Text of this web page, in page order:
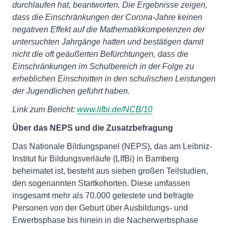
durchlaufen hat, beantworten. Die Ergebnisse zeigen,
dass die Einschränkungen der Corona-Jahre keinen
negativen Effekt auf die Mathematikkompetenzen der
untersuchten Jahrgänge hatten und bestätigen damit
nicht die oft geäußerten Befürchtungen, dass die
Einschränkungen im Schulbereich in der Folge zu
erheblichen Einschnitten in den schulischen Leistungen
der Jugendlichen geführt haben.
Link zum Bericht: www.lifbi.de/NCB/10
Über das NEPS und die Zusatzbefragung
Das Nationale Bildungspanel (NEPS), das am Leibniz-
Institut für Bildungsverläufe (LIfBi) in Bamberg
beheimatet ist, besteht aus sieben großen Teilstudien,
den sogenannten Startkohorten. Diese umfassen
insgesamt mehr als 70.000 getestete und befragte
Personen von der Geburt über Ausbildungs- und
Erwerbsphase bis hinein in die Nacherwerbsphase